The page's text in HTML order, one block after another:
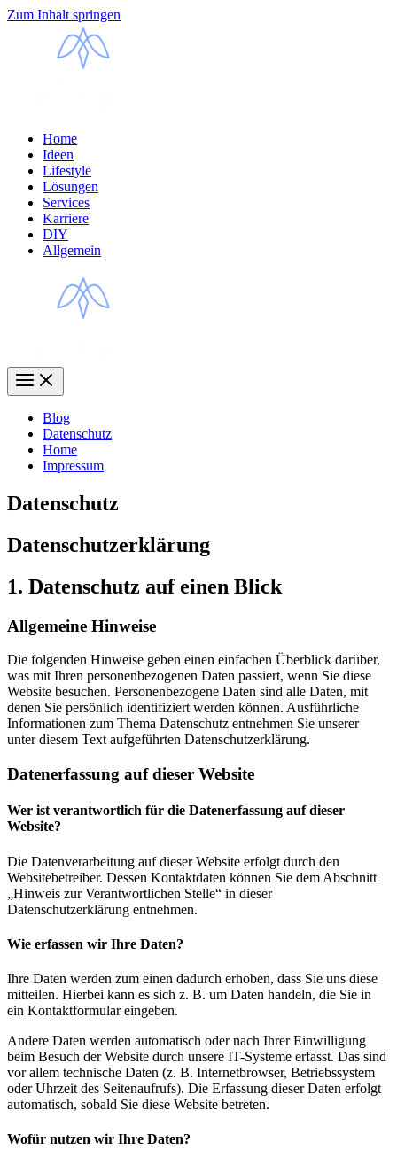
Zum Inhalt springen
Home
Ideen
Lifestyle
Lösungen
Services
Karriere
DIY
Allgemein
Blog
Datenschutz
Home
Impressum
Datenschutz
Datenschutz­erklärung
1. Datenschutz auf einen Blick
Allgemeine Hinweise
Die folgenden Hinweise geben einen einfachen Überblick darüber,
was mit Ihren personenbezogenen Daten passiert, wenn Sie diese
Website besuchen. Personenbezogene Daten sind alle Daten, mit
denen Sie persönlich identifiziert werden können. Ausführliche
Informationen zum Thema Datenschutz entnehmen Sie unserer
unter diesem Text aufgeführten Datenschutzerklärung.
Datenerfassung auf dieser Website
Wer ist verantwortlich für die Datenerfassung auf dieser
Website?
Die Datenverarbeitung auf dieser Website erfolgt durch den
Websitebetreiber. Dessen Kontaktdaten können Sie dem Abschnitt
„Hinweis zur Verantwortlichen Stelle“ in dieser
Datenschutzerklärung entnehmen.
Wie erfassen wir Ihre Daten?
Ihre Daten werden zum einen dadurch erhoben, dass Sie uns diese
mitteilen. Hierbei kann es sich z. B. um Daten handeln, die Sie in
ein Kontaktformular eingeben.
Andere Daten werden automatisch oder nach Ihrer Einwilligung
beim Besuch der Website durch unsere IT-Systeme erfasst. Das sind
vor allem technische Daten (z. B. Internetbrowser, Betriebssystem
oder Uhrzeit des Seitenaufrufs). Die Erfassung dieser Daten erfolgt
automatisch, sobald Sie diese Website betreten.
Wofür nutzen wir Ihre Daten?